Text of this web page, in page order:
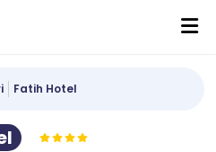
Fatih Hotel